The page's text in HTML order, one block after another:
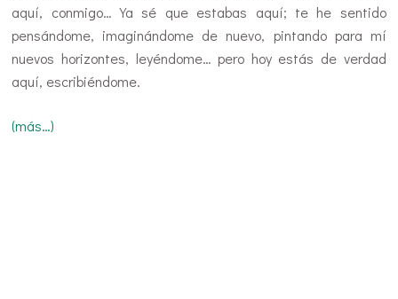
aquí, conmigo… Ya sé que estabas aquí; te he sentido
pensándome, imaginándome de nuevo, pintando para mí
nuevos horizontes, leyéndome… pero hoy estás de verdad
aquí, escribiéndome.
(más…)